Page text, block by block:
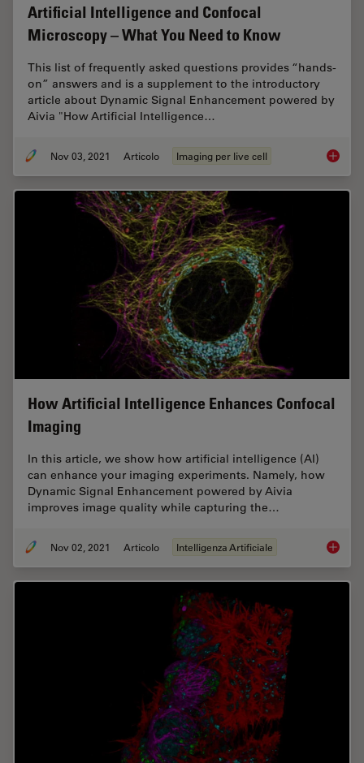
Artificial Intelligence and Confocal
Microscopy – What You Need to Know
This list of frequently asked questions provides “hands-
on” answers and is a supplement to the introductory
article about Dynamic Signal Enhancement powered by
Aivia "How Artificial Intelligence…
Nov 03, 2021 Articolo Imaging per live cell
How Artificial Intelligence Enhances Confocal
Imaging
In this article, we show how artificial intelligence (AI)
can enhance your imaging experiments. Namely, how
Dynamic Signal Enhancement powered by Aivia
improves image quality while capturing the…
Nov 02, 2021 Articolo Intelligenza Artificiale How